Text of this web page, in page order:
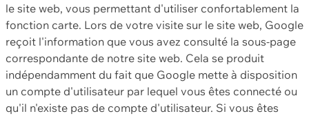
le site web, vous permettant d'utiliser confortablement la
fonction carte. Lors de votre visite sur le site web, Google
reçoit l'information que vous avez consulté la sous-page
correspondante de notre site web. Cela se produit
indépendamment du fait que Google mette à disposition
un compte d'utilisateur par lequel vous êtes connecté ou
qu'il n'existe pas de compte d'utilisateur. Si vous êtes